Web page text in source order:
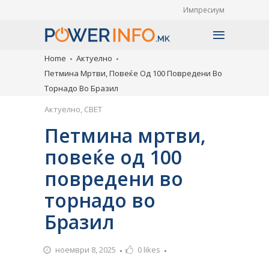
Импресиум
Home
Актуелно
Петмина Мртви, Повеќе Од 100 Повредени Во
Торнадо Во Бразил
Актуелно, СВЕТ
Петмина мртви,
повеќе од 100
повредени во
торнадо во
Бразил
ноември 8, 2025 0 likes